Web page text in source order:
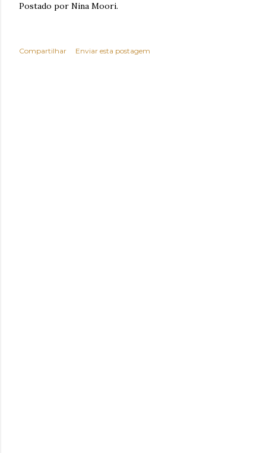
Postado por Nina Moori.
Compartilhar Enviar esta postagem